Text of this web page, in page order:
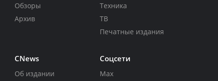
Обзоры
Архив
Техника
ТВ
Печатные издания
CNews
Об издании
Соцсети
Max